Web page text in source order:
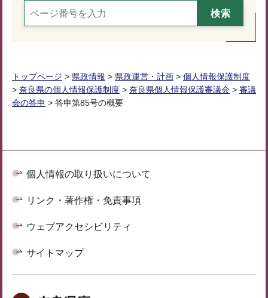
トップページ > 県政情報 > 県政運営・計画 > 個人情報保護制度
> 奈良県の個人情報保護制度 > 奈良県個人情報保護審議会 > 審議
会の答申 > 答申第85号の概要
個人情報の取り扱いについて
リンク・著作権・免責事項
ウェブアクセシビリティ
サイトマップ